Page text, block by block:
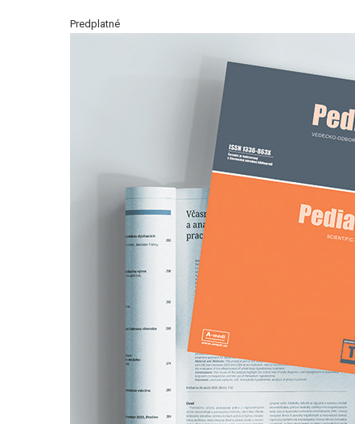
Predplatné